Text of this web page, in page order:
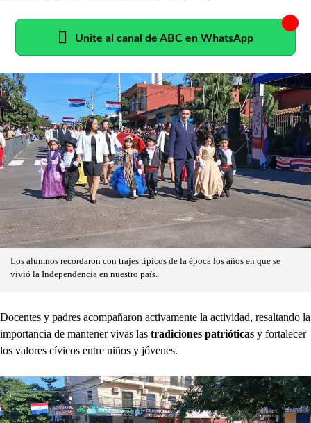
Unite al canal de ABC en WhatsApp
Los alumnos recordaron con trajes típicos de la época los años en que se
vivió la Independencia en nuestro país.
Docentes y padres acompañaron activamente la actividad, resaltando la
importancia de mantener vivas las tradiciones patrióticas y fortalecer
los valores cívicos entre niños y jóvenes.